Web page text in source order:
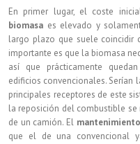
En primer lugar, el coste
biomasa es elevado y
largo plazo que suele
importante es que la biomasa
así que prácticamente
edificios convencionales.
principales receptores de este
la reposición del combustible
de un camión. El
que el de una convencional